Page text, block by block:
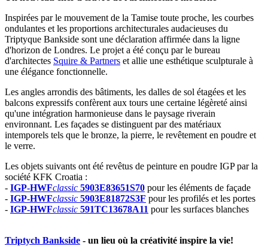
Inspirées par le mouvement de la Tamise toute proche, les courbes
ondulantes et les proportions architecturales audacieuses du
Triptyque Bankside sont une déclaration affirmée dans la ligne
d'horizon de Londres. Le projet a été conçu par le bureau
d'architectes Squire & Partners et allie une esthétique sculpturale à
une élégance fonctionnelle.
Les angles arrondis des bâtiments, les dalles de sol étagées et les
balcons expressifs confèrent aux tours une certaine légèreté ainsi
qu'une intégration harmonieuse dans le paysage riverain
environnant. Les façades se distinguent par des matériaux
intemporels tels que le bronze, la pierre, le revêtement en poudre et
le verre.
Les objets suivants ont été revêtus de peinture en poudre IGP par la
société KFK Croatia :
- IGP-HWFclassic 5903E83651S70 pour les éléments de façade
- IGP-HWFclassic 5903E81872S3F pour les profilés et les portes
- IGP-HWFclassic 591TC13678A11 pour les surfaces blanches
Triptych Bankside - un lieu où la créativité inspire la vie!